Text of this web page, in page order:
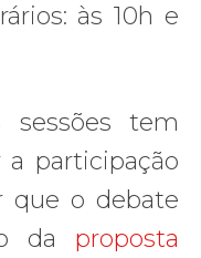
às 10h e
sessões tem
participação
que o debate
da proposta